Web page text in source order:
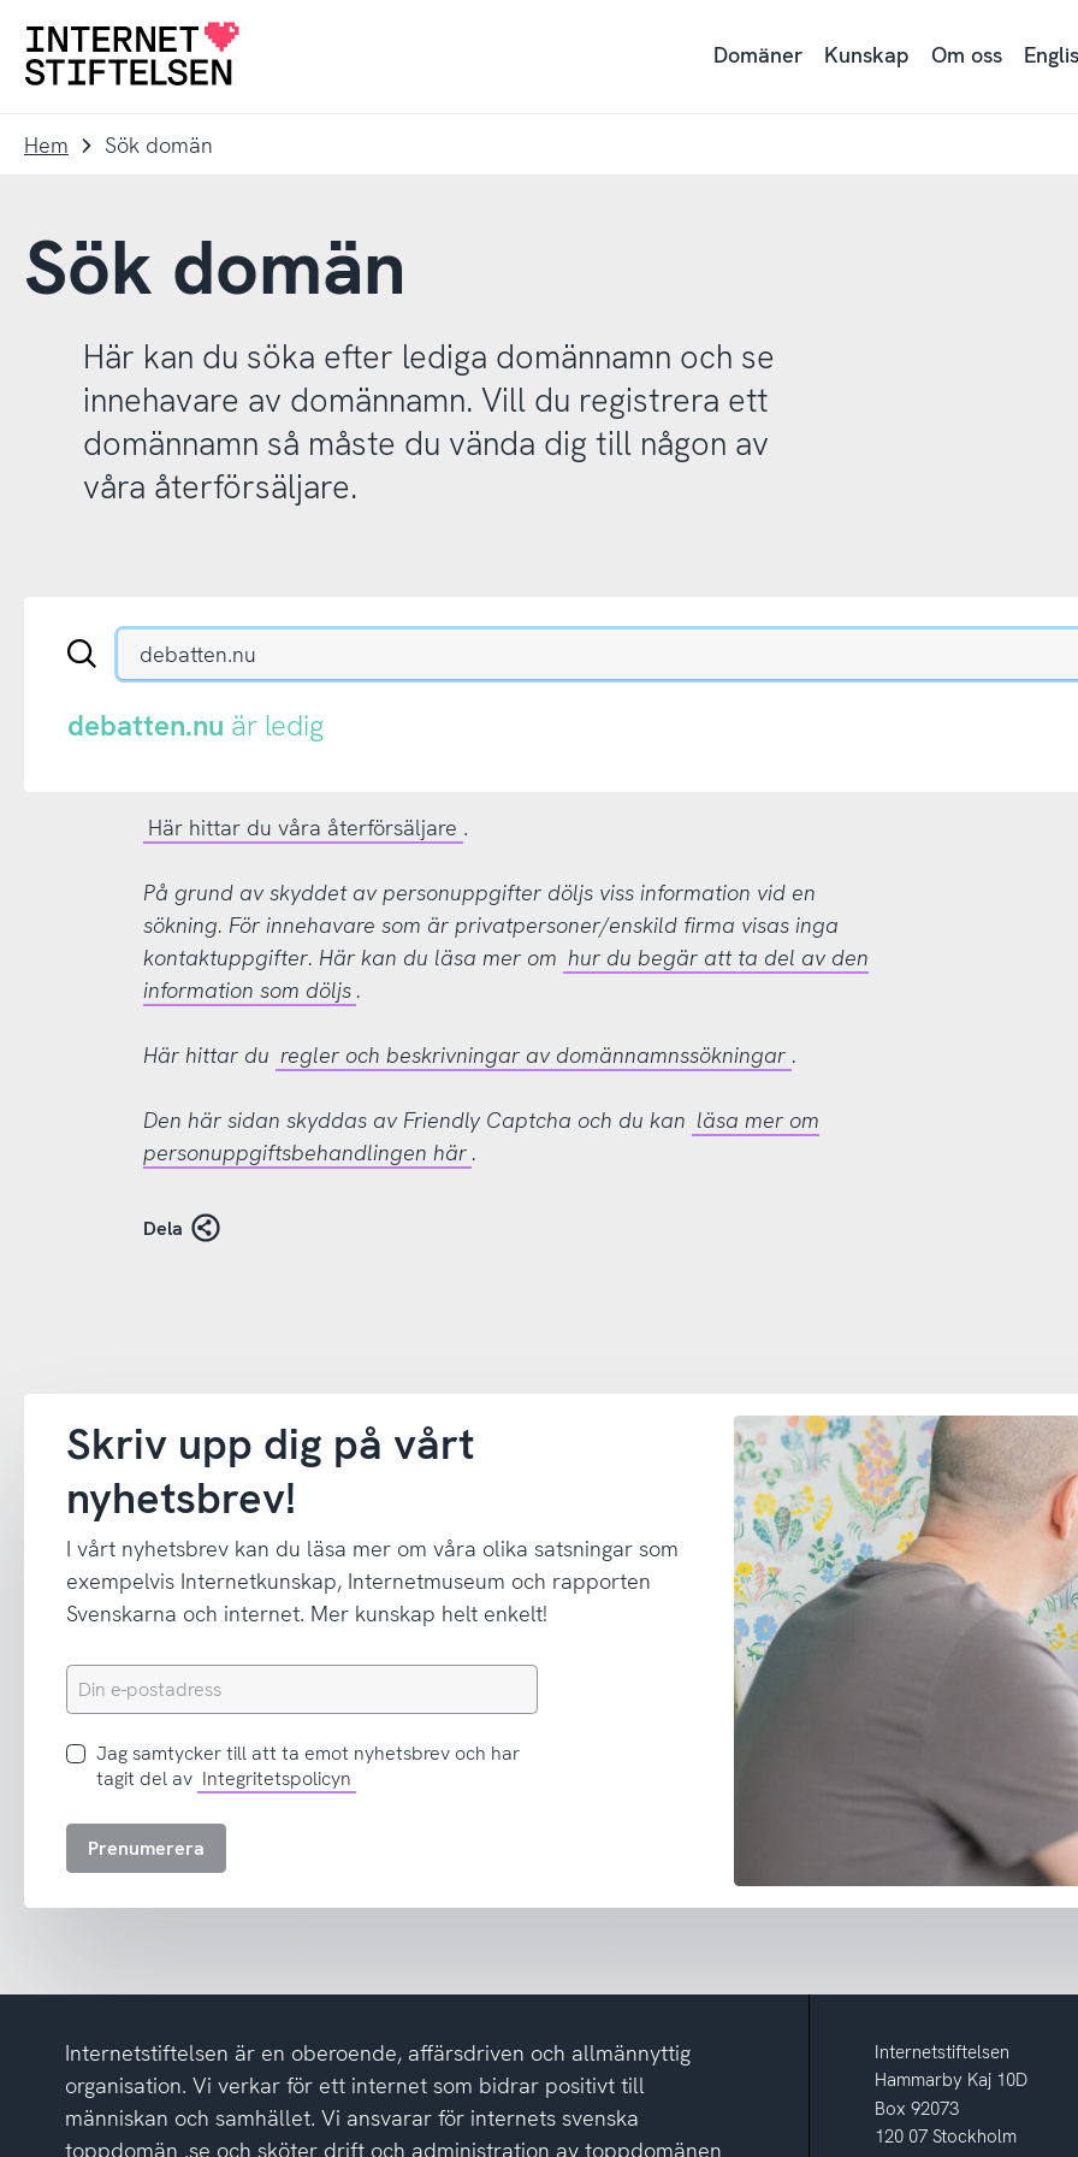
navigering
innehåll
Till
Domäner Kunskap Om oss
Hem Sök domän
Sök domän
Här kan du söka efter lediga domännamn och se
innehavare av domännamn. Vill du registrera ett
domännamn så måste du vända dig till någon av
våra återförsäljare.
Sök
.se-
eller
.nu-
debatten.nu är ledig
Här hittar du våra återförsäljare .
På grund av skyddet av personuppgifter döljs viss information vid en
sökning. För innehavare som är privatpersoner/enskild firma visas inga
kontaktuppgifter. Här kan du läsa mer om hur du begär att ta del av den
information som döljs .
Här hittar du regler och beskrivningar av domännamnssökningar .
Den här sidan skyddas av Friendly Captcha och du kan läsa mer om
personuppgiftsbehandlingen här .
Dela
Skriv upp dig på vårt
nyhetsbrev!
I vårt nyhetsbrev kan du läsa mer om våra olika satsningar som
exempelvis Internetkunskap, Internetmuseum och rapporten
Svenskarna och internet. Mer kunskap helt enkelt!
Din
e-
Jag
samtycker
att
nyhetsbrev
tagit
av
integritetspolicyn
Jag samtycker till att ta emot nyhetsbrev och har
tagit del av Integritetspolicyn
Prenumerera
Internetstiftelsen är en oberoende, affärsdriven och allmännyttig
organisation. Vi verkar för ett internet som bidrar positivt till
människan och samhället. Vi ansvarar för internets svenska
toppdomän .se och sköter drift och administration av toppdomänen
Internetstiftelsen
Hammarby Kaj 10D
Box 92073
120 07 Stockholm